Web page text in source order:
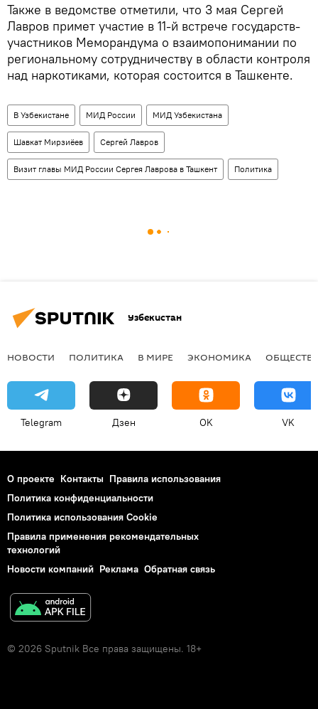
Также в ведомстве отметили, что 3 мая Сергей
Лавров примет участие в 11-й встрече государств-
участников Меморандума о взаимопонимании по
региональному сотрудничеству в области контроля
над наркотиками, которая состоится в Ташкенте.
В Узбекистане МИД России МИД Узбекистана
Шавкат Мирзиёев Сергей Лавров
Визит главы МИД России Сергея Лаврова в Ташкент Политика
Узбекистан
НОВОСТИ ПОЛИТИКА В МИРЕ ЭКОНОМИКА
Telegram Дзен OK VK
О проекте Контакты Правила использования
Политика конфиденциальности
Политика использования Cookie
Правила применения рекомендательных
технологий
Новости компаний Реклама Обратная связь
© 2026 Sputnik Все права защищены. 18+